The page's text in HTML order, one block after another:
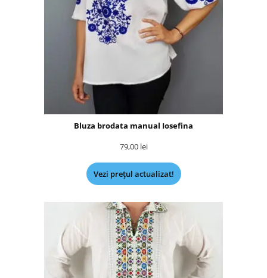
Bluza brodata manual Iosefina
79,00 lei
Vezi prețul actualizat!